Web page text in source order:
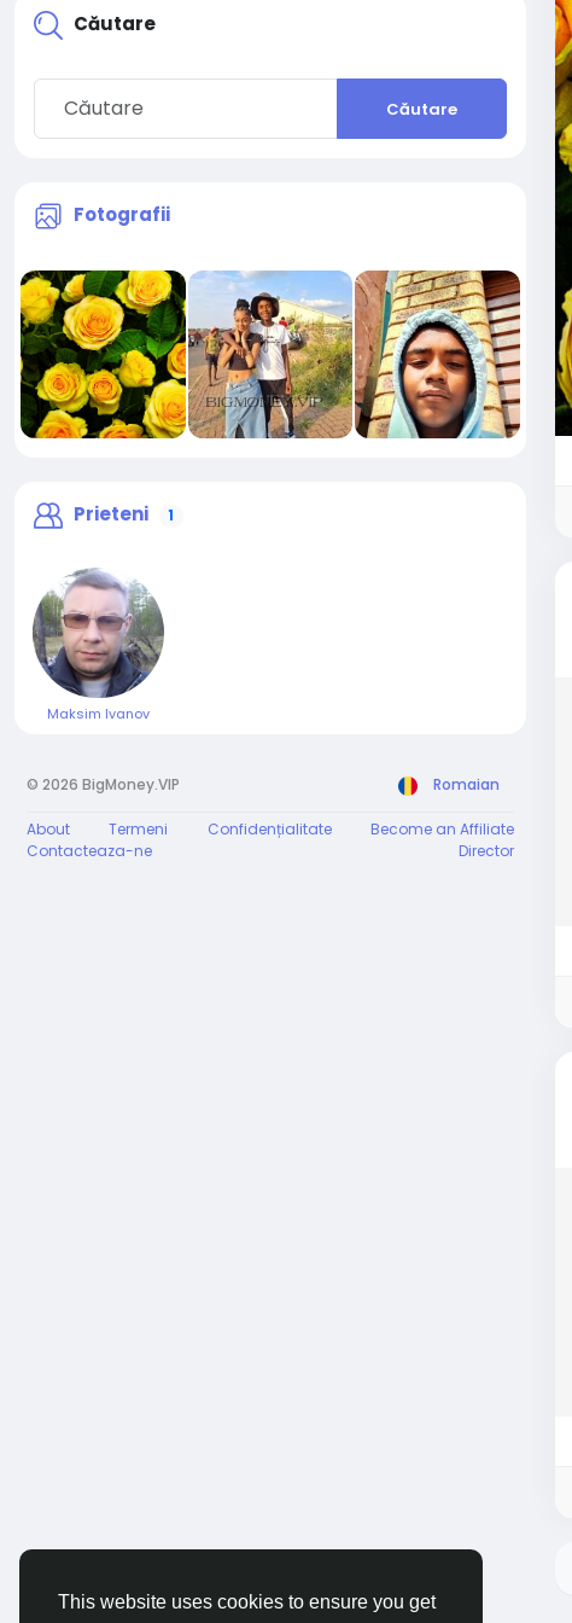
This website uses cookies to ensure you get
Căutare
Căutare
Fotografii
Prieteni 1
Maksim Ivanov
© 2026 BigMoney.VIP Romaian
About Termeni Confidențialitate
Become an Affiliate
Contacteaza-ne
Director